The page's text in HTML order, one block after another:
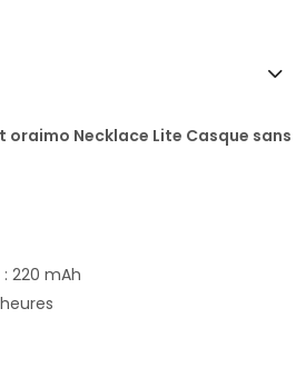
Necklace Lite Casque sans
220 mAh